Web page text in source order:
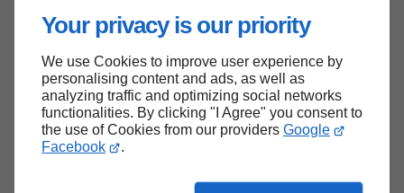
Your privacy is our priority
We use Cookies to improve user experience by
personalising content and ads, as well as
analyzing traffic and optimizing social networks
functionalities. By clicking "I Agree" you consent to
the use of Cookies from our providers Google
Facebook
.
Haut de page